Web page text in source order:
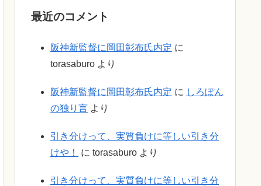
最近のコメント
阪神新監督に岡田彰布氏内定 に
torasaburo より
阪神新監督に岡田彰布氏内定 に しろぽん
の独り言 より
引き分けって、実質負けに等しい引き分
けや！
に torasaburo より
引き分けって、実質負けに等しい引き分